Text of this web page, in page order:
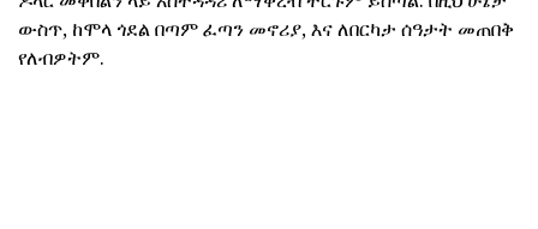
ውስጥ, ከሞላ ጎደል በጣም ፈጣን መኖሪያ, እና ለበርካታ ሰዓታት መጠበቅ
የለብዎትም.